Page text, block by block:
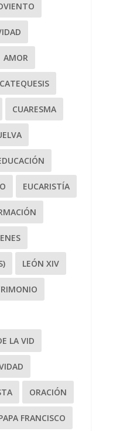
AMOR
CATEQUESIS
CUARESMA
EUCARISTÍA
LEÓN XIV
LA VID
ORACIÓN
FRANCISCO